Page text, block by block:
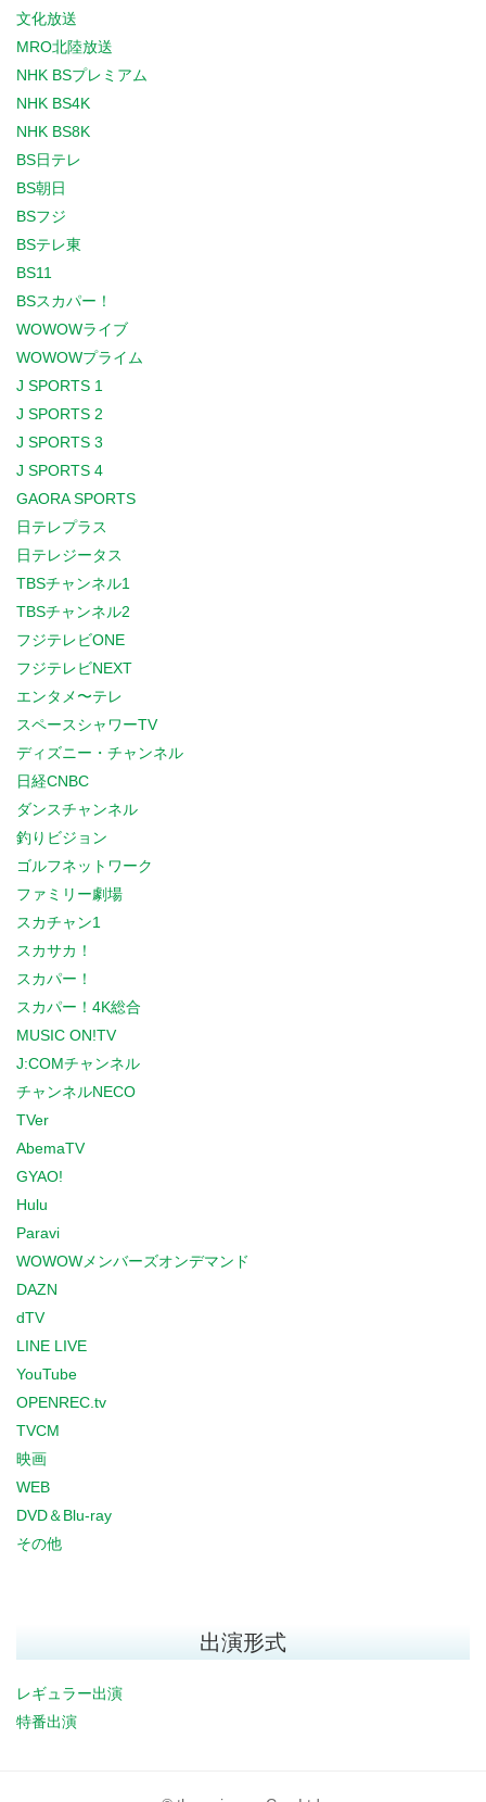
文化放送
MRO北陸放送
NHK BSプレミアム
NHK BS4K
NHK BS8K
BS日テレ
BS朝日
BSフジ
BSテレ東
BS11
BSスカパー！
WOWOWライブ
WOWOWプライム
J SPORTS 1
J SPORTS 2
J SPORTS 3
J SPORTS 4
GAORA SPORTS
日テレプラス
日テレジータス
TBSチャンネル1
TBSチャンネル2
フジテレビONE
フジテレビNEXT
エンタメ〜テレ
スペースシャワーTV
ディズニー・チャンネル
日経CNBC
ダンスチャンネル
釣りビジョン
ゴルフネットワーク
ファミリー劇場
スカチャン1
スカサカ！
スカパー！
スカパー！4K総合
MUSIC ON!TV
J:COMチャンネル
チャンネルNECO
TVer
AbemaTV
GYAO!
Hulu
Paravi
WOWOWメンバーズオンデマンド
DAZN
dTV
LINE LIVE
YouTube
OPENREC.tv
TVCM
映画
WEB
DVD＆Blu-ray
その他
出演形式
レギュラー出演
特番出演